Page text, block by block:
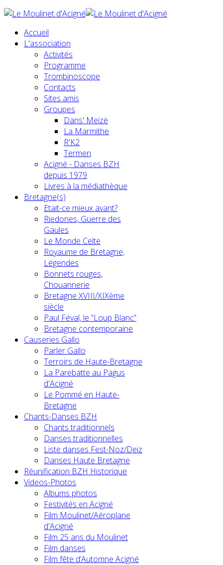
Accueil
L'association
Activités
Programme
Trombinoscope
Contacts
Sites amis
Groupes
Dans' Meizë
La Marmithe
R'K2
Termen
Acigné - Danses BZH
depuis 1979
Livres à la médiathèque
Bretagne(s)
Etait-ce mieux avant?
Riedones, Guerre des
Gaules
Le Monde Celte
Royaume de Bretagne,
Légendes
Bonnets rouges,
Chouannerie
Bretagne XVIII/XIXème
siècle
Paul Féval, le “Loup Blanc”
Bretagne contemporaine
Causeries Gallo
Parler Gallo
Terroirs de Haute-Bretagne
La Parebatte au Pagus
d'Acigné
Le Pommé en Haute-
Bretagne
Chants-Danses BZH
Chants traditionnels
Danses traditionnelles
Liste danses Fest-Noz/Deiz
Danses Haute Bretagne
Réunification BZH Historique
Videos-Photos
Albums photos
Festivités en Acigné
Film Moulinet/Aéroplane
d'Acigné
Film 25 ans du Moulinet
Film danses
Film fête d’Automne Acigné